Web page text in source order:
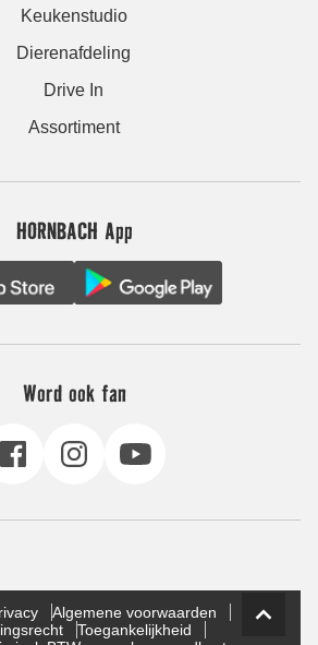
Keukenstudio
Dierenafdeling
Drive In
Assortiment
HORNBACH App
Word ook fan
Algemene voorwaarden
Toegankelijkheid